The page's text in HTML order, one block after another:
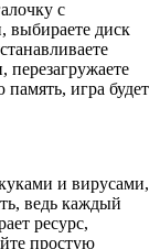
с
выбираете диск
перезагружаете
игра будет
и вирусами,
ведь каждый
ресурс,
простую